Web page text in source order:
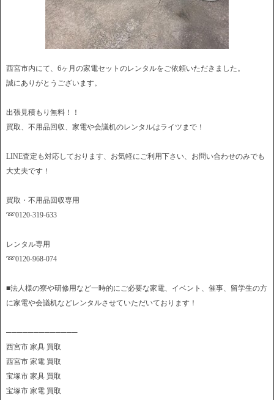
西宮市内にて、6ヶ月の家電セットのレンタルをご依頼いただきました。
誠にありがとうございます。
出張見積もり無料！！
買取、不用品回収、家電や会議机のレンタルはライツまで！
LINE査定も対応しております、お気軽にご利用下さい、お問い合わせのみでも
大丈夫です！
買取・不用品回収専用
➿0120-319-633
レンタル専用
➿0120-968-074
■法人様の寮や研修用など一時的にご必要な家電、イベント、催事、留学生の方
に家電や会議机などレンタルさせていただいております！
─────────────
西宮市 家具 買取
西宮市 家電 買取
宝塚市 家具 買取
宝塚市 家電 買取